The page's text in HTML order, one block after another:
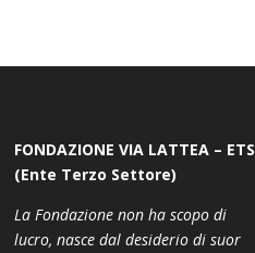
FONDAZIONE VIA LATTEA – ETS
(Ente Terzo Settore)
La Fondazione non ha scopo di
lucro, nasce dal desiderio di suor